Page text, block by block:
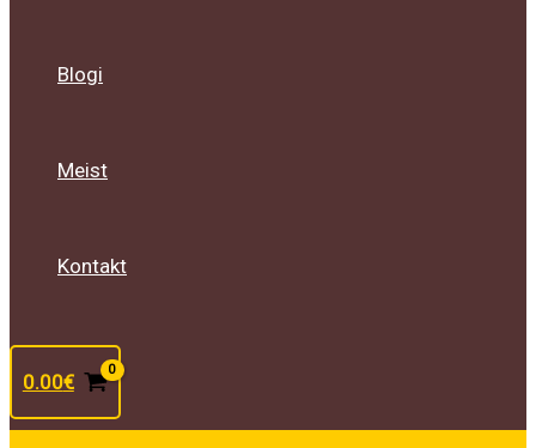
Blogi
Meist
Kontakt
0.00€